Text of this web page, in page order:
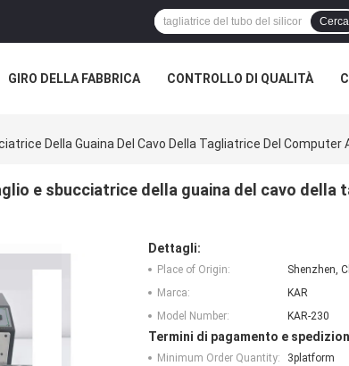
Cerca
GIRO DELLA FABBRICA CONTROLLO DI QUALITÀ
Della Guaina Del Cavo Della Tagliatrice Del
e sbucciatrice della guaina del cavo della
Dettagli:
Place of Origin:
Shenzhen,
Marca:
KAR
Model Number:
KAR-230
Termini di pagamento e
Minimum Order Quantity:
3platform